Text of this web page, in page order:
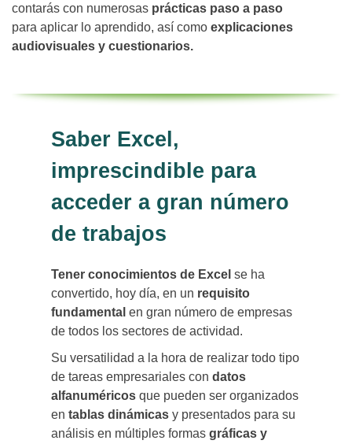
contarás con numerosas prácticas paso a paso
para aplicar lo aprendido, así como explicaciones
audiovisuales y cuestionarios.
Saber Excel,
imprescindible para
acceder a gran número
de trabajos
Tener conocimientos de Excel se ha
convertido, hoy día, en un requisito
fundamental en gran número de empresas
de todos los sectores de actividad.
Su versatilidad a la hora de realizar todo tipo
de tareas empresariales con datos
alfanuméricos que pueden ser organizados
en tablas dinámicas y presentados para su
análisis en múltiples formas gráficas y